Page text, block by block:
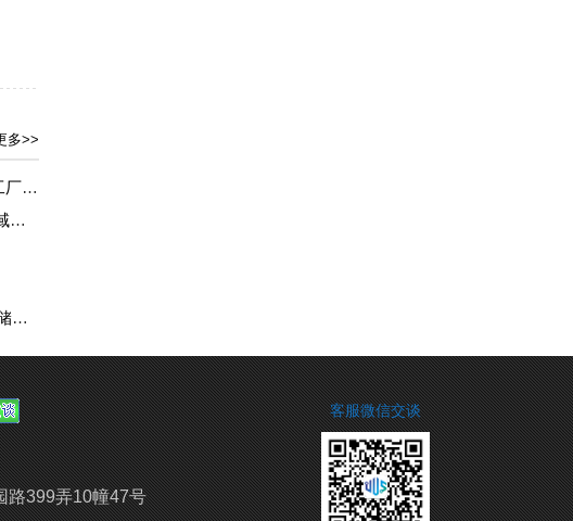
多>>
焊出强度 接住未来 ——记博索尼(BOLZONI)河北工厂焊接大比武
“无人机+无人艇+定向能武器”一体化：美军推动多域无人作战
极智嘉发布全新通用机械臂操作技术方案，破解仓储超大规模商品拣选难题
路399弄10幢47号
客服微信交谈